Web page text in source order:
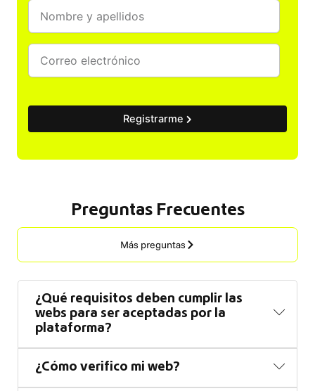
Registrarme
Preguntas Frecuentes
Más preguntas
¿Qué requisitos deben cumplir las
webs para ser aceptadas por la
plataforma?
¿Cómo verifico mi web?